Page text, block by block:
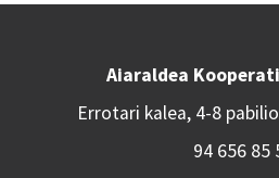
Aiaraldea
Errotari kalea, 4-8
94 656 85